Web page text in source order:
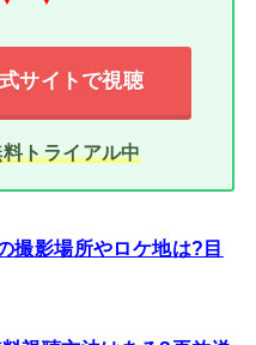
サイトで視聴
トライアル中
撮影場所やロケ地は?目